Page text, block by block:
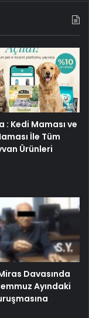
: Kedi Maması ve
İle Tüm
Ürünleri
Miras Davasında
Ayındaki